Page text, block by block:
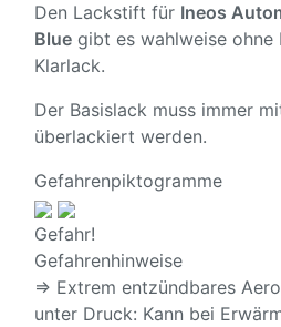
Den Lackstift für Ineos
Blue gibt es wahlweise ohne
Klarlack.
Der Basislack muss immer
überlackiert werden.
Gefahrenpiktogramme
Gefahr!
Gefahrenhinweise
⇒ Extrem entzündbares
unter Druck: Kann bei